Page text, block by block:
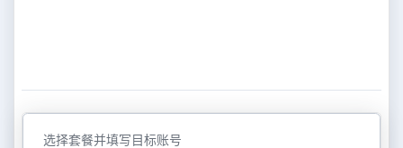
选择套餐并填写目标账号